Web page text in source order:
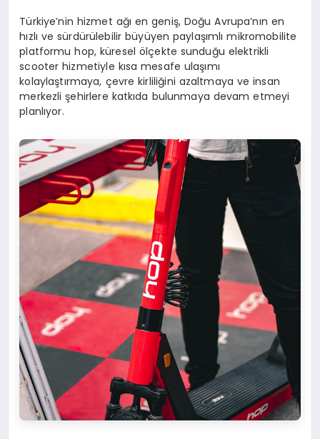
Türkiye’nin hizmet ağı en geniş, Doğu Avrupa’nın en
hızlı ve sürdürülebilir büyüyen paylaşımlı mikromobilite
platformu hop, küresel ölçekte sunduğu elektrikli
scooter hizmetiyle kısa mesafe ulaşımı
kolaylaştırmaya, çevre kirliliğini azaltmaya ve insan
merkezli şehirlere katkıda bulunmaya devam etmeyi
planlıyor.